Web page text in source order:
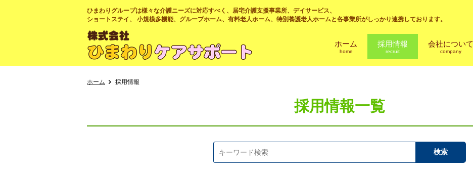
ひまわりグループは様々な介護ニーズに対応すべく、居宅介護支援事業所、デイサービス、
ショートステイ、 小規模多機能、グループホーム、有料老人ホーム、特別養護老人ホームと各事業所がしっかり連携しております。
ホーム
home
採用情報
recruit
会社について
company
ホーム 採用情報
採用情報一覧